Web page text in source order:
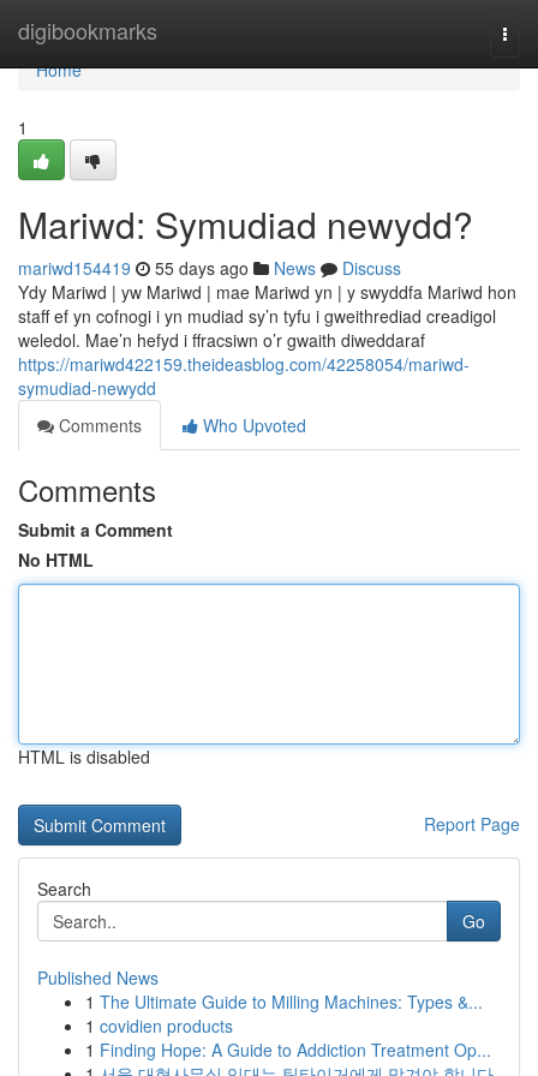
digibookmarks
Home
Home
1
Mariwd: Symudiad newydd?
mariwd154419 55 days ago News
Discuss
Ydy Mariwd | yw Mariwd | mae Mariwd yn | y swyddfa Mariwd hon
staff ef yn cofnogi i yn mudiad sy’n tyfu i gweithrediad creadigol
weledol. Mae’n hefyd i ffracsiwn o’r gwaith diweddaraf
https://mariwd422159.theideasblog.com/42258054/mariwd-
symudiad-newydd
Comments
Who Upvoted
Comments
Submit a Comment
No HTML
HTML is disabled
Report Page
Search
Go
Published News
1 The Ultimate Guide to Milling Machines: Types &...
1 covidien products
1 Finding Hope: A Guide to Addiction Treatment Op...